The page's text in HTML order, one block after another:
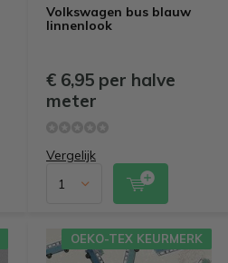
Volkswagen bus blauw
linnenlook
€ 6,95 per halve
meter
Vergelijk
OEKO-TEX KEURMERK